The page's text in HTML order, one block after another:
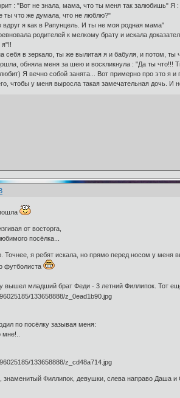
: "Вот не знала, мама, что ты меня так залюбишь"
ты что же думала, что не люблю?"
вдруг я как в Рапунцель. И ты не моя родная мама"
родителей к мелкому брату и искала
я"!!
себя в зеркало, ты же вылитая я и бабуля, и потом,
обняла меня за шею и воскликнула : "Да ты
Я вечно собой занята... Вот примерно про это я
чтобы у меня выросла такая замечательная дочь. И
от восторга,
посёлка...
Точнее, я ребят искала, но прямо перед носом у меня
футболиста
вышел младший брат Феди - 3 летний Филлипок. Тот
по посёлку зазывая меня:
знаменитый Филлипок, девушки, слева направо Даша